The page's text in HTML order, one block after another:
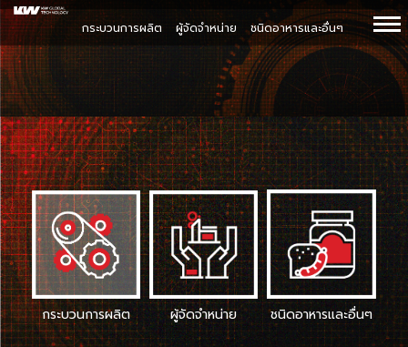
กระบวนการผลิต ผู้จัดจำหน่าย ชนิดอาหารและอื่นๆ
กระบวนการผลิต ผู้จัดจำหน่าย ชนิดอาหารและอื่นๆ